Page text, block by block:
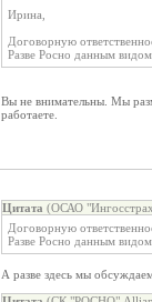
Ирина,
Договорную
Разве Росно данным
Вы не внимательны. Мы
работаете.
Цитата (ОСАО
Договорную
Разве Росно данным
А разве здесь мы